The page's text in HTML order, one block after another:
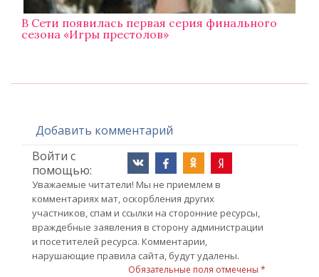
В Сети появилась первая серия финального
сезона «Игры престолов»
Добавить комментарий
Войти с
помощью:
Уважаемые читатели! Мы не приемлем в
комментариях мат, оскорбления других
участников, спам и ссылки на сторонние ресурсы,
враждебные заявления в сторону администрации
и посетителей ресурса. Комментарии,
нарушающие правила сайта, будут удалены.
Обязательные поля отмечены *